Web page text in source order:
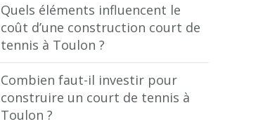
Quels éléments influencent le
coût d’une construction court de
tennis à Toulon ?
Combien faut-il investir pour
construire un court de tennis à
Toulon ?